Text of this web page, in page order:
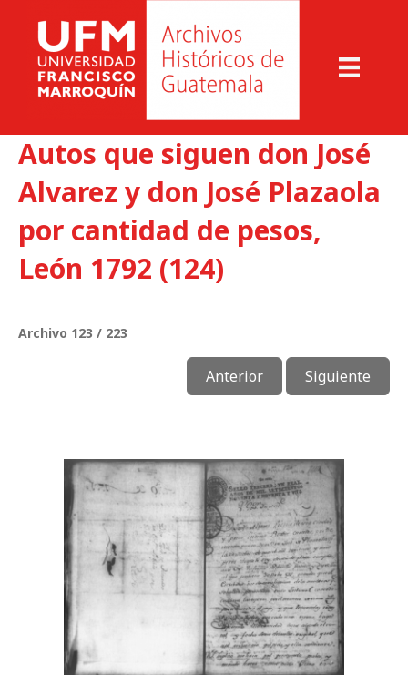
Autos que siguen don José
Alvarez y don José Plazaola
por cantidad de pesos,
León 1792 (124)
Archivo 123 / 223
Anterior Siguiente